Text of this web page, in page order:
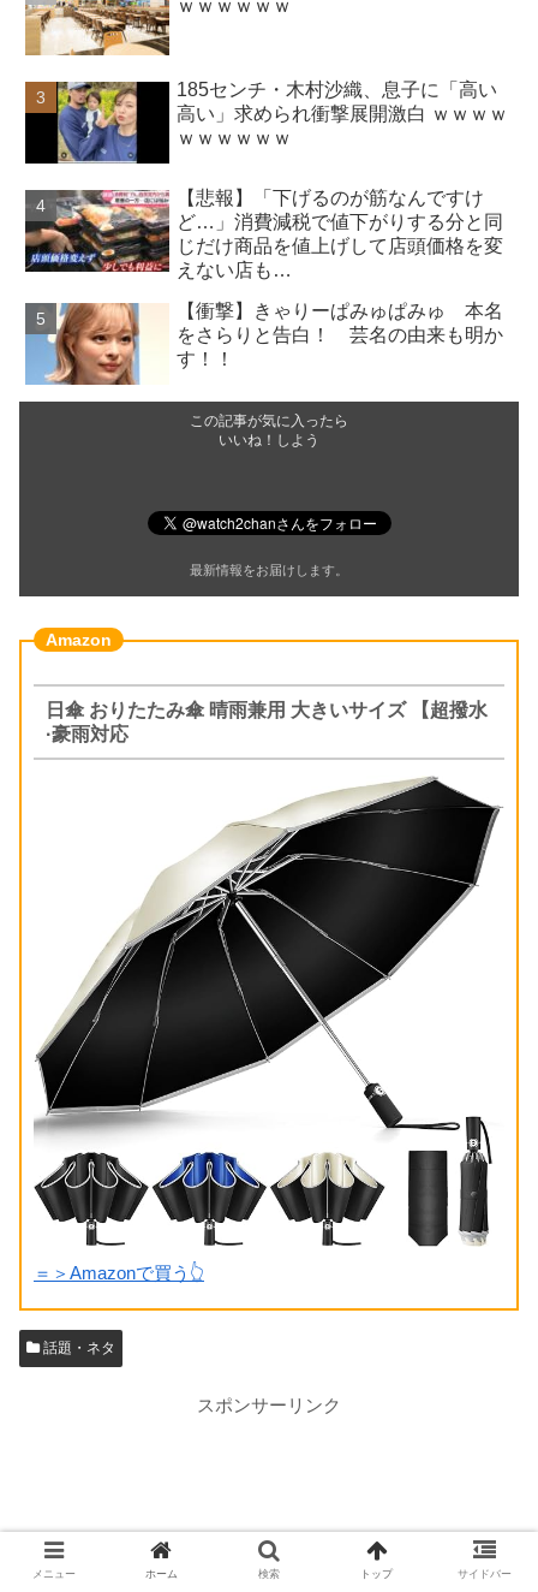
ｗｗｗｗｗｗ
185センチ・木村沙織、息子に「高い
高い」求められ衝撃展開激白 ｗｗｗｗ
ｗｗｗｗｗｗ
【悲報】「下げるのが筋なんですけ
ど…」消費減税で値下がりする分と同
じだけ商品を値上げして店頭価格を変
えない店も…
【衝撃】きゃりーぱみゅぱみゅ 本名
をさらりと告白！ 芸名の由来も明か
す！！
この記事が気に入ったら
いいね！しよう
最新情報をお届けします。
日傘 おりたたみ傘 晴雨兼用 大きいサイズ 【超撥水
·豪雨対応
＝＞Amazonで買う👆
話題・ネタ
スポンサーリンク
メニュー ホーム 検索 トップ サイドバー